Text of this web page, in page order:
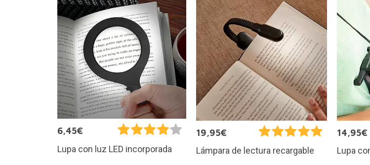
6,45€
Lupa con luz LED incorporada
19,95€
Lámpara de lectura recargable
14,95€
Lupa